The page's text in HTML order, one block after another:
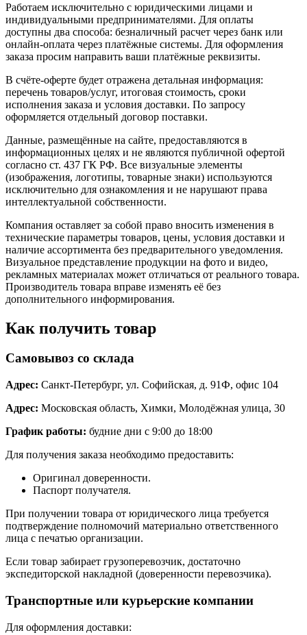
Работаем исключительно с юридическими лицами и
индивидуальными предпринимателями. Для оплаты
доступны два способа: безналичный расчет через банк или
онлайн-оплата через платёжные системы. Для оформления
заказа просим направить ваши платёжные реквизиты.
В счёте-оферте будет отражена детальная информация:
перечень товаров/услуг, итоговая стоимость, сроки
исполнения заказа и условия доставки. По запросу
оформляется отдельный договор поставки.
Данные, размещённые на сайте, предоставляются в
информационных целях и не являются публичной офертой
согласно ст. 437 ГК РФ. Все визуальные элементы
(изображения, логотипы, товарные знаки) используются
исключительно для ознакомления и не нарушают права
интеллектуальной собственности.
Компания оставляет за собой право вносить изменения в
технические параметры товаров, цены, условия доставки и
наличие ассортимента без предварительного уведомления.
Визуальное представление продукции на фото и видео,
рекламных материалах может отличаться от реального товара.
Производитель товара вправе изменять её без
дополнительного информирования.
Как получить товар
Самовывоз со склада
Адрес: Санкт-Петербург, ул. Софийская, д. 91Ф, офис 104
Адрес: Московская область, Химки, Молодёжная улица, 30
График работы: будние дни с 9:00 до 18:00
Для получения заказа необходимо предоставить:
Оригинал доверенности.
Паспорт получателя.
При получении товара от юридического лица требуется
подтверждение полномочий материально ответственного
лица с печатью организации.
Если товар забирает грузоперевозчик, достаточно
экспедиторской накладной (доверенности перевозчика).
Транспортные или курьерские компании
Для оформления доставки: